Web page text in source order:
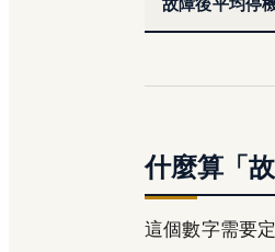
故障後平均停
什麼算「故
這個數字需要